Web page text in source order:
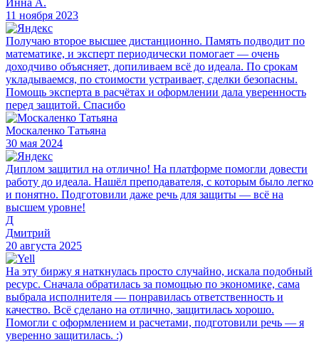
11 ноября 2023
Получаю второе высшее дистанционно. Память подводит по
математике, и эксперт периодически помогает — очень
доходчиво объясняет, допиливаем всё до идеала. По срокам
укладываемся, по стоимости устраивает, сделки безопасны.
Помощь эксперта в расчётах и оформлении дала уверенность
перед защитой. Спасибо
Москаленко Татьяна
30 мая 2024
Диплом защитил на отлично! На платформе помогли довести
работу до идеала. Нашёл преподавателя, с которым было легко
и понятно. Подготовили даже речь для защиты — всё на
высшем уровне!
Д
Дмитрий
20 августа 2025
На эту биржу я наткнулась просто случайно, искала подобный
ресурс. Сначала обратилась за помощью по экономике, сама
выбрала исполнителя — понравилась ответственность и
качество. Всё сделано на отлично, защитилась хорошо.
Помогли с оформлением и расчетами, подготовили речь — я
уверенно защитилась. :)